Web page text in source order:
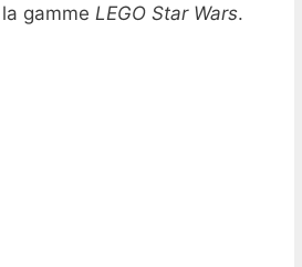
gamme LEGO Star Wars.